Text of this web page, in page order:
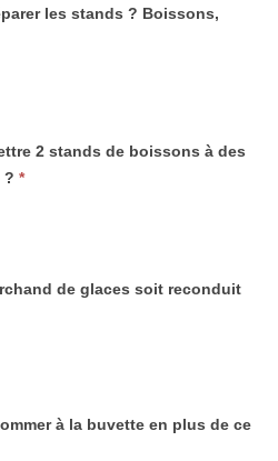
les stands ? Boissons,
2 stands de boissons à des
? *
de glaces soit reconduit
à la buvette en plus de ce